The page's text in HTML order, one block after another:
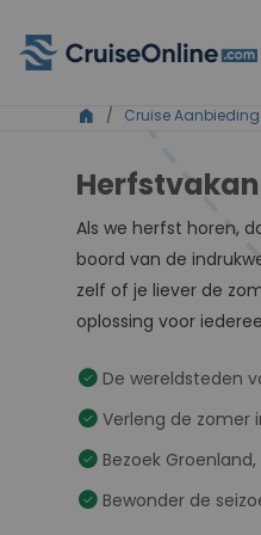
home / Cruise
Als we herfst horen,
boord van de
zelf of je liever de
oplossing voor
check_circle De wereldsteden
check_circle Verleng de zomer
check_circle Bezoek
check_circle Bewonder de